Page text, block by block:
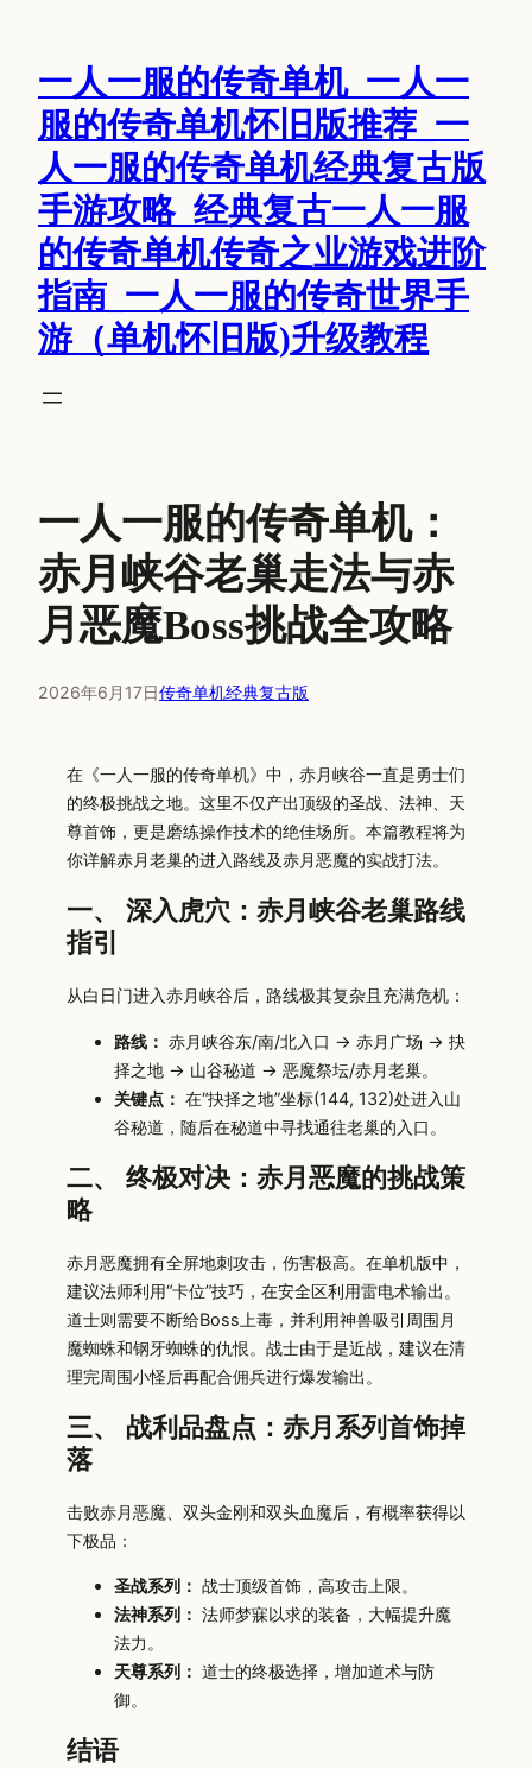
一人一服的传奇单机_一人一
服的传奇单机怀旧版推荐_一
人一服的传奇单机经典复古版
手游攻略_经典复古一人一服
的传奇单机传奇之业游戏进阶
指南_一人一服的传奇世界手
游（单机怀旧版)升级教程
一人一服的传奇单机：
赤月峡谷老巢走法与赤
月恶魔Boss挑战全攻略
2026年6月17日传奇单机经典复古版
在《一人一服的传奇单机》中，赤月峡谷一直是勇士们
的终极挑战之地。这里不仅产出顶级的圣战、法神、天
尊首饰，更是磨练操作技术的绝佳场所。本篇教程将为
你详解赤月老巢的进入路线及赤月恶魔的实战打法。
一、 深入虎穴：赤月峡谷老巢路线
指引
从白日门进入赤月峡谷后，路线极其复杂且充满危机：
路线： 赤月峡谷东/南/北入口 → 赤月广场 → 抉
择之地 → 山谷秘道 → 恶魔祭坛/赤月老巢。
关键点： 在“抉择之地”坐标(144, 132)处进入山
谷秘道，随后在秘道中寻找通往老巢的入口。
二、 终极对决：赤月恶魔的挑战策
略
赤月恶魔拥有全屏地刺攻击，伤害极高。在单机版中，
建议法师利用“卡位”技巧，在安全区利用雷电术输出。
道士则需要不断给Boss上毒，并利用神兽吸引周围月
魔蜘蛛和钢牙蜘蛛的仇恨。战士由于是近战，建议在清
理完周围小怪后再配合佣兵进行爆发输出。
三、 战利品盘点：赤月系列首饰掉
落
击败赤月恶魔、双头金刚和双头血魔后，有概率获得以
下极品：
圣战系列： 战士顶级首饰，高攻击上限。
法神系列： 法师梦寐以求的装备，大幅提升魔
法力。
天尊系列： 道士的终极选择，增加道术与防
御。
结语